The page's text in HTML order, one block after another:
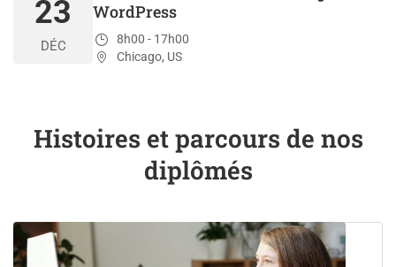
23
DÉC
WordPress
8h00 - 17h00
Chicago, US
Histoires et parcours de nos
diplômés